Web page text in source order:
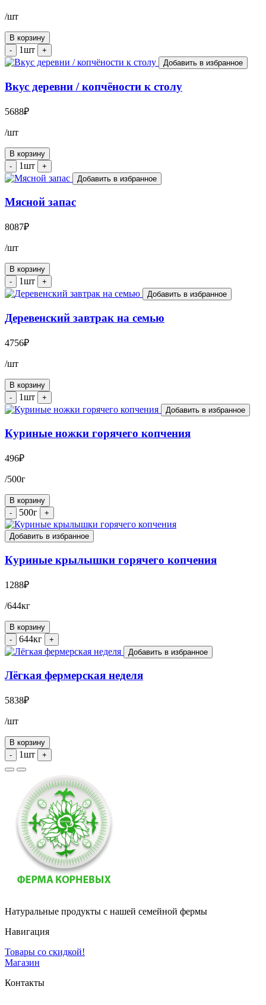
/шт
В корзину
-
1шт
+
Добавить в избранное
Вкус деревни / копчёности к столу
5688₽
/шт
В корзину
-
1шт
+
Добавить в избранное
Мясной запас
8087₽
/шт
В корзину
-
1шт
+
Добавить в избранное
Деревенский завтрак на семью
4756₽
/шт
В корзину
-
1шт
+
Добавить в избранное
Куриные ножки горячего копчения
496₽
/500г
В корзину
-
500г +
Добавить в избранное
Куриные крылышки горячего копчения
1288₽
/644кг
В корзину
-
644кг
+
Добавить в избранное
Лёгкая фермерская неделя
5838₽
/шт
В корзину
-
1шт +
Натуральные продукты с нашей семейной фермы
Навигация
Товары со скидкой!
Магазин
Контакты